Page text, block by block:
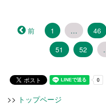
前 1 … 46
51
52
>> トップページ